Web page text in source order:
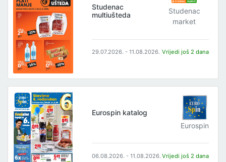
Studenac
multiušteda
Studenac
market
29.07.2026. - 11.08.2026. Vrijedi još 2 dana
Eurospin katalog
Eurospin
06.08.2026. - 11.08.2026. Vrijedi još 2 dana